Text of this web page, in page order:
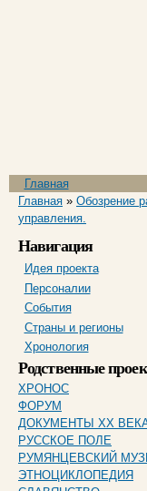
Главное
Главная
Вы здесь
Главная » Обозрение
управления.
Навигация
Идея проекта
Персоналии
События
Страны и регионы
Хронология
Родственные
ХРОНОС
ФОРУМ
ДОКУМЕНТЫ XX
РУССКОЕ ПОЛЕ
РУМЯНЦЕВСКИЙ
ЭТНОЦИКЛОПЕДИЯ